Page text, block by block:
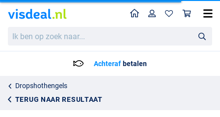
ben
HomeProfiel
Achteraf betalen
Dropshothengels
TERUG NAAR RESULTAAT
Fox Rage Warrior Dropshot Hengel 2.2m (4-17g)
52.95